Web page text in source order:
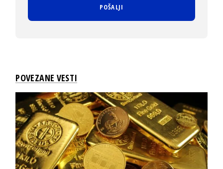
POVEZANE VESTI